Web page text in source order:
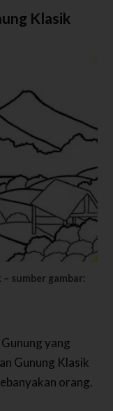
Klasik
sumber gambar:
yang
Gunung Klasik
orang.